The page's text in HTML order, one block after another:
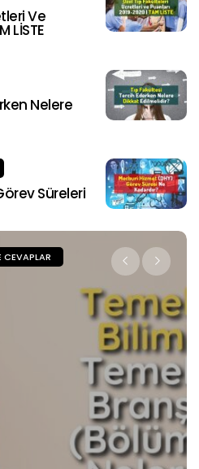
Ve
LİSTE
Nelere
Süreleri
VE CEVAPLAR